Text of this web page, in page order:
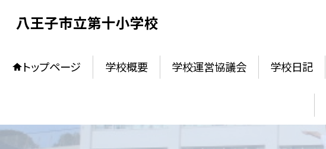
八王子市立第十小学校
トップページ 学校概要 学校運営協議会 学校日記